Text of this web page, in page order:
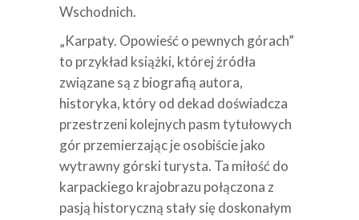
Wschodnich.
„Karpaty. Opowieść o pewnych górach”
to przykład książki, której źródła
związane są z biografią autora,
historyka, który od dekad doświadcza
przestrzeni kolejnych pasm tytułowych
gór przemierzając je osobiście jako
wytrawny górski turysta. Ta miłość do
karpackiego krajobrazu połączona z
pasją historyczną stały się doskonałym